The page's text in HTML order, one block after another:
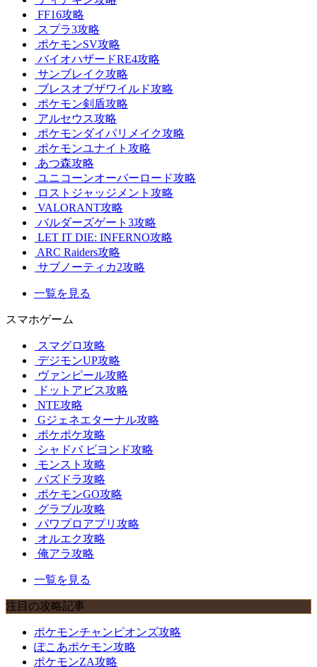
FF16攻略
スプラ3攻略
ポケモンSV攻略
バイオハザードRE4攻略
サンブレイク攻略
ブレスオブザワイルド攻略
ポケモン剣盾攻略
アルセウス攻略
ポケモンダイパリメイク攻略
ポケモンユナイト攻略
あつ森攻略
ユニコーンオーバーロード攻略
ロストジャッジメント攻略
VALORANT攻略
バルダーズゲート3攻略
LET IT DIE: INFERNO攻略
ARC Raiders攻略
サブノーティカ2攻略
一覧を見る
スマホゲーム
スマグロ攻略
デジモンUP攻略
ヴァンピール攻略
ドットアビス攻略
NTE攻略
Gジェネエターナル攻略
ポケポケ攻略
シャドバ ビヨンド攻略
モンスト攻略
パズドラ攻略
ポケモンGO攻略
グラブル攻略
パワプロアプリ攻略
オルエク攻略
俺アラ攻略
一覧を見る
注目の攻略記事
ポケモンチャンピオンズ攻略
ぽこあポケモン攻略
ポケモンZA攻略